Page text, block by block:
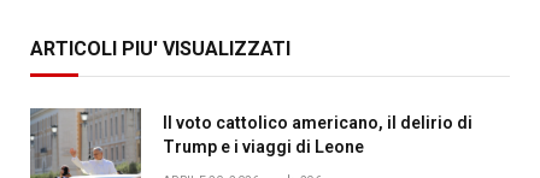
ARTICOLI PIU' VISUALIZZATI
Il voto cattolico americano, il delirio di
Trump e i viaggi di Leone